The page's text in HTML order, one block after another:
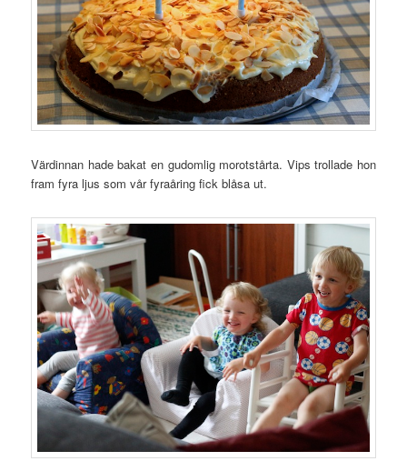
Värdinnan hade bakat en gudomlig morotstårta. Vips trollade hon
fram fyra ljus som vår fyraåring fick blåsa ut.